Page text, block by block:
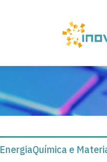
EnergiaQuímica e